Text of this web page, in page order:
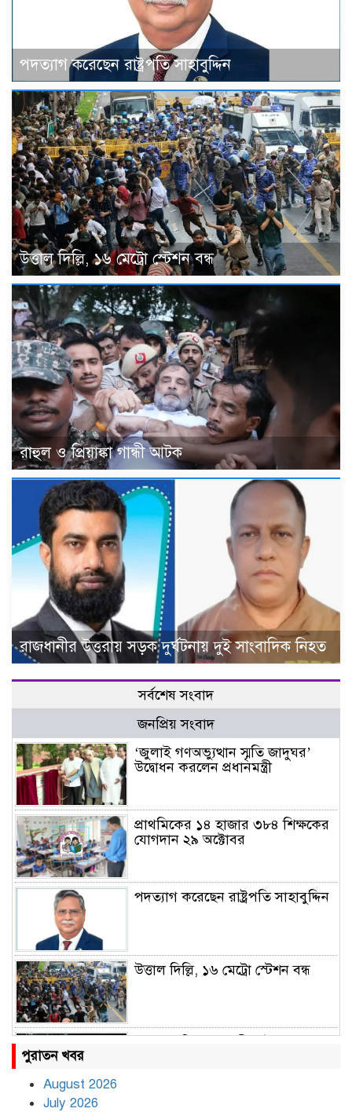
পদত্যাগ করেছেন রাষ্ট্রপতি সাহাবুদ্দিন
উত্তাল দিল্লি, ১৬ মেট্রো স্টেশন বন্ধ
রাহুল ও প্রিয়াঙ্কা গান্ধী আটক
রাজধানীর উত্তরায় সড়ক দুর্ঘটনায় দুই সাংবাদিক নিহত
সর্বশেষ সংবাদ
জনপ্রিয় সংবাদ
‘জুলাই গণঅভ্যুত্থান স্মৃতি জাদুঘর’
উদ্বোধন করলেন প্রধানমন্ত্রী
প্রাথমিকের ১৪ হাজার ৩৮৪ শিক্ষকের
যোগদান ২৯ অক্টোবর
পদত্যাগ করেছেন রাষ্ট্রপতি সাহাবুদ্দিন
উত্তাল দিল্লি, ১৬ মেট্রো স্টেশন বন্ধ
পুরাতন খবর
August 2026
July 2026